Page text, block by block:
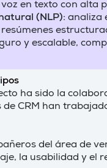
en texto con alta
(NLP): analiza
y escalable,
ha sido la
CRM han
del área de
la usabilidad y el